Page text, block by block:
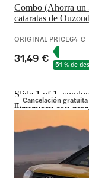
Combo (Ahorra un
cataratas de
ORIGINAL PRICE64 €
31,49 € 51 % de
Cancelación gratuita
Slide 1 of 1,
marrakech con